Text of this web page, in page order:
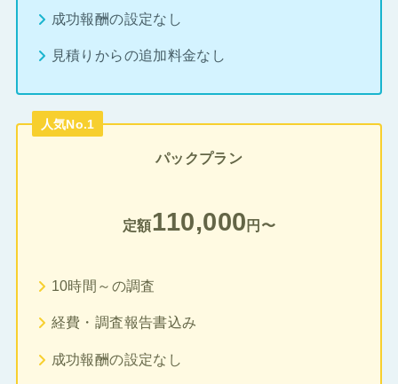
成功報酬の設定なし
見積りからの追加料金なし
人気No.1
パックプラン
定額110,000 円〜
10時間～の調査
経費・調査報告書込み
成功報酬の設定なし